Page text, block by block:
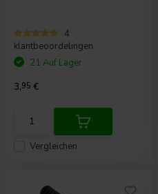
4
klantbeoordelingen
Vergleichen
21 Auf Lager
3,95 €